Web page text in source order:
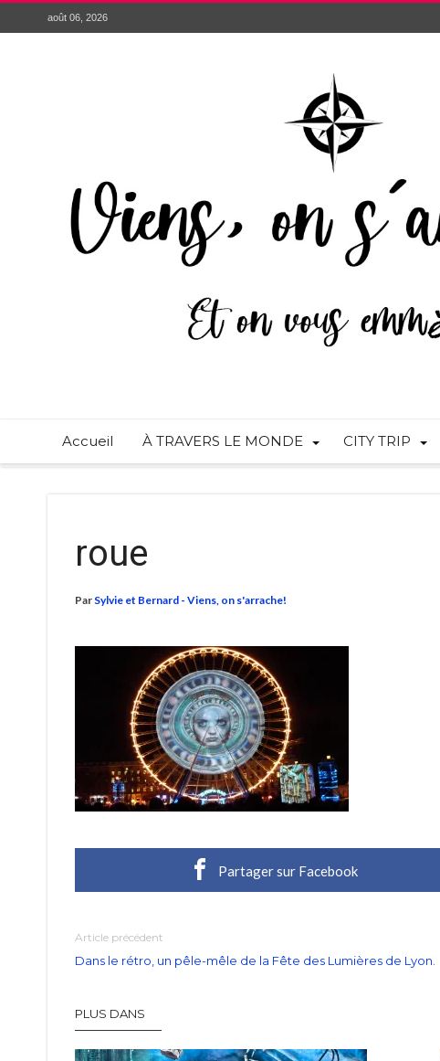
août 06, 2026
Accueil À TRAVERS LE MONDE CITY TRIP
roue
Par Sylvie et Bernard - Viens, on s'arrache!
Partager sur Facebook
Article précédent
Dans le rétro, un pêle-mêle de la Fête des Lumières de Lyon.
PLUS DANS